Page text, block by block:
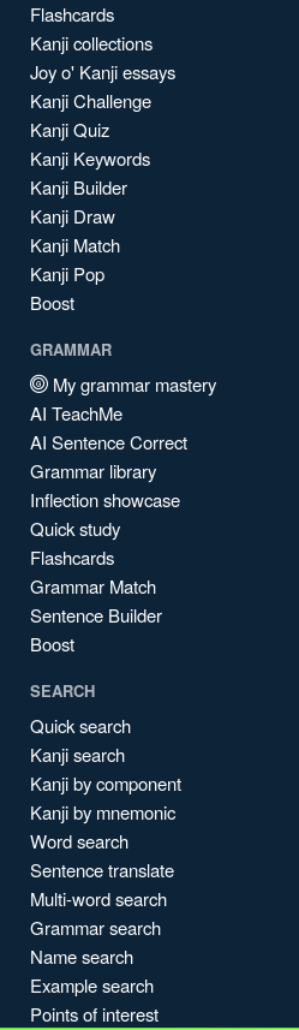
Flashcards
Kanji collections
Joy o' Kanji essays
Kanji Challenge
Kanji Quiz
Kanji Keywords
Kanji Builder
Kanji Draw
Kanji Match
Kanji Pop
Boost
GRAMMAR
My grammar mastery
AI TeachMe
AI Sentence Correct
Grammar library
Inflection showcase
Quick study
Flashcards
Grammar Match
Sentence Builder
Boost
SEARCH
Quick search
Kanji search
Kanji by component
Kanji by mnemonic
Word search
Sentence translate
Multi-word search
Grammar search
Name search
Example search
Points of interest